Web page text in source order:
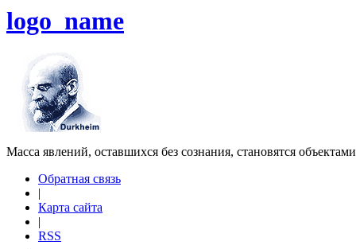
logo_name
Масса явлений, оставшихся без сознания, становятся
Обратная связь
|
Карта сайта
|
RSS